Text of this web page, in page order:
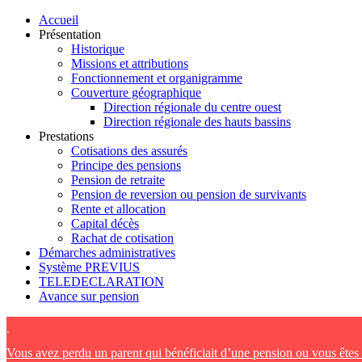
Accueil
Présentation
Historique
Missions et attributions
Fonctionnement et organigramme
Couverture géographique
Direction régionale du centre ouest
Direction régionale des hauts bassins
Prestations
Cotisations des assurés
Principe des pensions
Pension de retraite
Pension de reversion ou pension de survivants
Rente et allocation
Capital décès
Rachat de cotisation
Démarches administratives
Système PREVIUS
TELEDECLARATION
Avance sur pension
.
Vous avez perdu un parent qui bénéficiait d’une pension ou vous